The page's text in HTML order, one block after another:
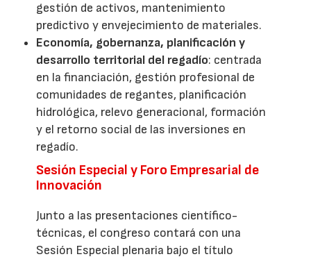
gestión de activos, mantenimiento
predictivo y envejecimiento de materiales.
Economía, gobernanza, planificación y
desarrollo territorial del regadío: centrada
en la financiación, gestión profesional de
comunidades de regantes, planificación
hidrológica, relevo generacional, formación
y el retorno social de las inversiones en
regadío.
Sesión Especial y Foro Empresarial de
Innovación
Junto a las presentaciones científico-
técnicas, el congreso contará con una
Sesión Especial plenaria bajo el título